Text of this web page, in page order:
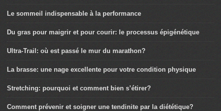
Le sommeil indispensable à la performance
Du gras pour maigrir et pour courir: le processus épigénétique
Ultra-Trail: où est passé le mur du marathon?
La brasse: une nage excellente pour votre condition physique
Stretching: pourquoi et comment bien s’étirer?
Comment prévenir et soigner une tendinite par la diététique?